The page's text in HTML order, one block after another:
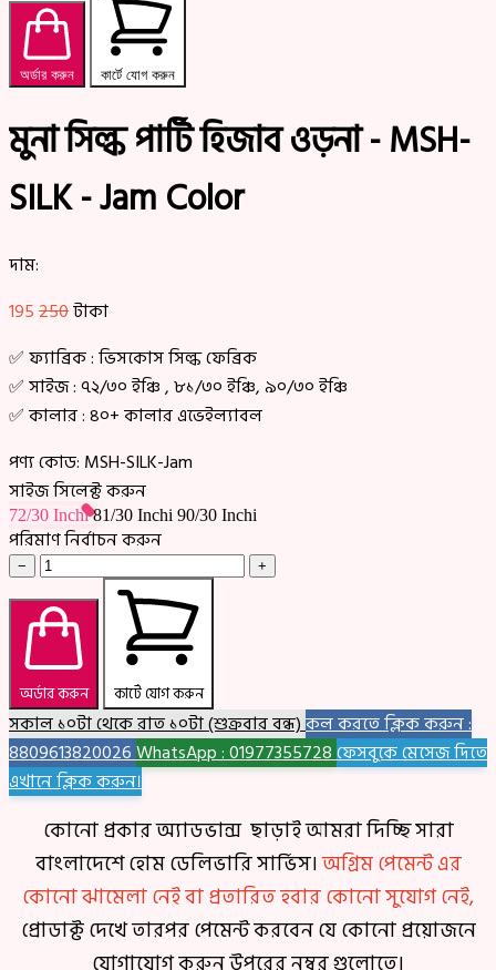
অর্ডার করুন কার্টে যোগ করুন
মুনা সিল্ক পার্টি হিজাব ওড়না - MSH-
SILK - Jam Color
দাম:
195250টাকা
✅ ফ্যাব্রিক : ভিসকোস সিল্ক ফেব্রিক
✅ সাইজ : ৭২/৩০ ইঞ্চি , ৮১/৩০ ইঞ্চি, ৯০/৩০ ইঞ্চি
✅ কালার : ৪০+ কালার এভেইল্যাবল
পণ্য কোড: MSH-SILK-Jam
সাইজ সিলেক্ট করুন
72/30 Inchi81/30 Inchi 90/30 Inchi
পরিমাণ নির্বাচন করুন
− +
অর্ডার করুন কার্টে যোগ করুন
সকাল ১০টা থেকে রাত ১০টা (শুক্রবার বন্ধ)কল করতে ক্লিক করুন :
8809613820026WhatsApp : 01977355728ফেসবুকে মেসেজ দিতে
এখানে ক্লিক করুন।
কোনো প্রকার অ্যাডভান্স ছাড়াই আমরা দিচ্ছি সারা
বাংলাদেশে হোম ডেলিভারি সার্ভিস।অগ্রিম পেমেন্ট এর
কোনো ঝামেলা নেই বা প্রতারিত হবার কোনো সুযোগ নেই,
প্রোডাক্ট দেখে তারপর পেমেন্ট করবেন যে কোনো প্রয়োজনে